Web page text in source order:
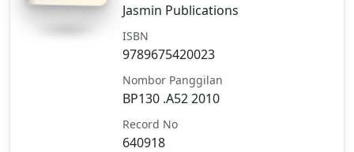
Jasmin Publications
ISBN
9789675420023
Nombor Panggilan
BP130 .A52 2010
Record No
640918